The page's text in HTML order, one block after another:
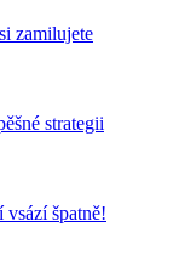
zamilujete
strategii
špatně!